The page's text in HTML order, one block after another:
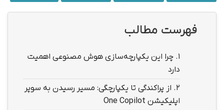
فهرست مطالب
1. چرا این یکپارچه‌سازی هوش مصنوعی اهمیت
دارد
2. از پراکندگی تا یکپارچگی: مسیر رسیدن به سوپر
اپلیکیشن One Copilot